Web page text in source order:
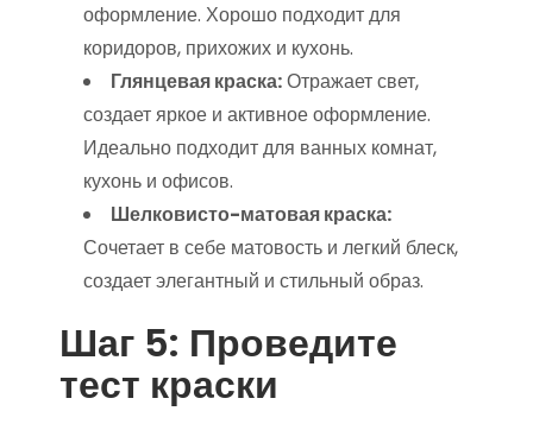
оформление. Хорошо подходит для
коридоров, прихожих и кухонь.
Глянцевая краска:Отражает свет,
создает яркое и активное оформление.
Идеально подходит для ванных комнат,
кухонь и офисов.
Шелковисто-матовая краска:
Сочетает в себе матовость и легкий блеск,
создает элегантный и стильный образ.
Шаг 5: Проведите
тест краски